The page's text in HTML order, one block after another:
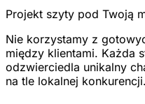
Projekt szyty pod Twoją
Nie korzystamy z
między klientami. Każda
odzwierciedla unikalny
na tle lokalnej konkurencji.